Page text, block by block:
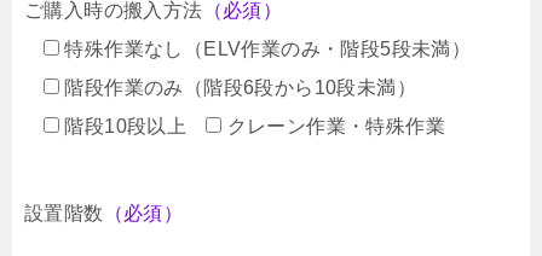
ご購入時の搬入方法 （必須）
特殊作業なし（ELV作業のみ・階段5段未満）
階段作業のみ（階段6段から10段未満）
階段10段以上
クレーン作業・特殊作業
設置階数 （必須）